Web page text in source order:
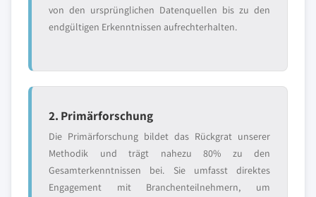
von den ursprünglichen Datenquellen bis zu den
endgültigen Erkenntnissen aufrechterhalten.
2. Primärforschung
Die Primärforschung bildet das Rückgrat unserer
Methodik und trägt nahezu 80% zu den
Gesamterkenntnissen bei. Sie umfasst direktes
Engagement mit Branchenteilnehmern, um